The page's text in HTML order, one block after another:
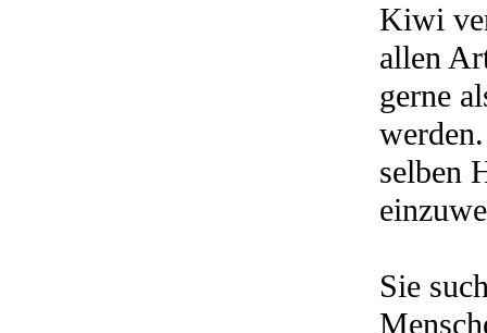
Kiwi
allen
gerne
selben
Sie